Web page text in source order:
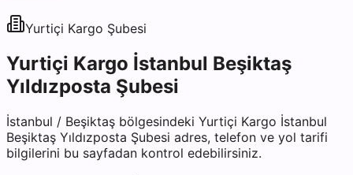
Yurtiçi Kargo Şubesi
Yurtiçi Kargo İstanbul Beşiktaş
Yıldızposta Şubesi
İstanbul / Beşiktaş bölgesindeki Yurtiçi Kargo İstanbul
Beşiktaş Yıldızposta Şubesi adres, telefon ve yol tarifi
bilgilerini bu sayfadan kontrol edebilirsiniz.